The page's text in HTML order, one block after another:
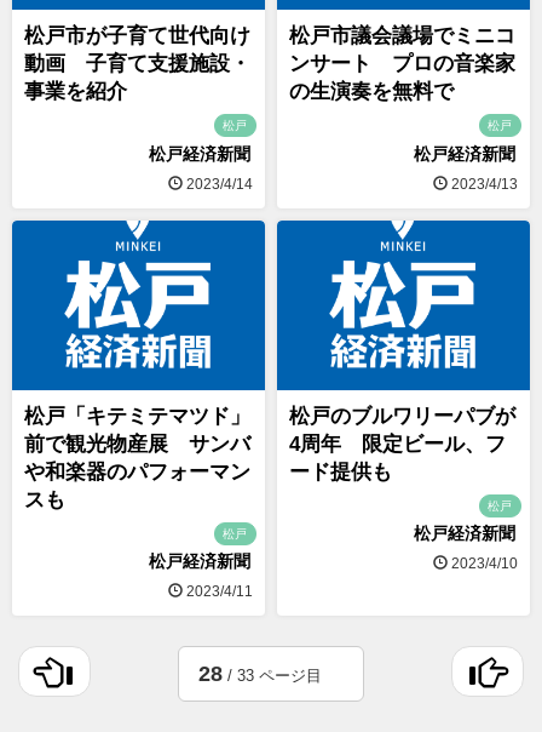
松戸市が子育て世代向け
動画 子育て支援施設・
事業を紹介
松戸
松戸経済新聞
2023/4/14
松戸市議会議場でミニコ
ンサート プロの音楽家
の生演奏を無料で
松戸
松戸経済新聞
2023/4/13
松戸「キテミテマツド」
前で観光物産展 サンバ
や和楽器のパフォーマン
スも
松戸
松戸経済新聞
2023/4/11
松戸のブルワリーパブが
4周年 限定ビール、フ
ード提供も
松戸
松戸経済新聞
2023/4/10
28 / 33 ページ目